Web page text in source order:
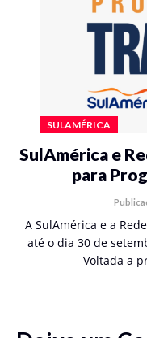
SULAMÉRICA
SulAmérica e
para
A SulAmérica e a
até o dia 30 de
Voltada a